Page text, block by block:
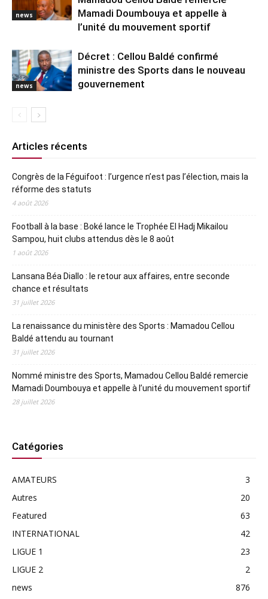
news
Mamadi Doumbouya et appelle à
l’unité du mouvement sportif
news
Décret : Cellou Baldé confirmé
ministre des Sports dans le nouveau
gouvernement
Articles récents
Congrès de la Féguifoot : l’urgence n’est pas l’élection, mais la
réforme des statuts
4 août 2026
Football à la base : Boké lance le Trophée El Hadj Mikailou
Sampou, huit clubs attendus dès le 8 août
1 août 2026
Lansana Béa Diallo : le retour aux affaires, entre seconde
chance et résultats
31 juillet 2026
La renaissance du ministère des Sports : Mamadou Cellou
Baldé attendu au tournant
31 juillet 2026
Nommé ministre des Sports, Mamadou Cellou Baldé remercie
Mamadi Doumbouya et appelle à l’unité du mouvement sportif
28 juillet 2026
Catégories
AMATEURS
3
Autres
20
Featured
63
INTERNATIONAL
42
LIGUE 1
23
LIGUE 2
2
news
876